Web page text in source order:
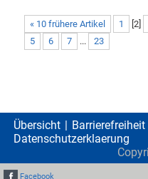
« 10 frühere Artikel 1 2]
5
6 7 ... 23
Übersicht Barrierefreiheit
Datenschutzerklaerung
Facebook